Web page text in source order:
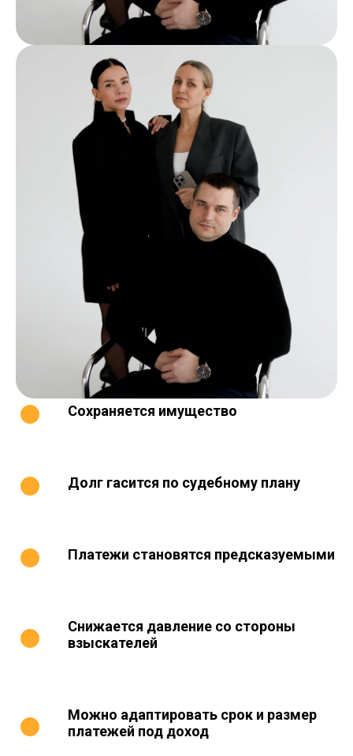
Сохраняется имущество
Долг гасится по судебному плану
Платежи становятся предсказуемыми
Снижается давление со стороны
взыскателей
Можно адаптировать срок и размер
платежей под доход